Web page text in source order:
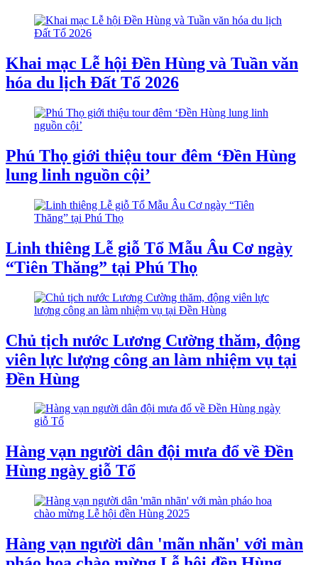
Khai mạc Lễ hội Đền Hùng và Tuần văn
hóa du lịch Đất Tổ 2026
Phú Thọ giới thiệu tour đêm ‘Đền Hùng
lung linh nguồn cội’
Linh thiêng Lễ giỗ Tổ Mẫu Âu Cơ ngày
“Tiên Thăng” tại Phú Thọ
Chủ tịch nước Lương Cường thăm, động
viên lực lượng công an làm nhiệm vụ tại
Đền Hùng
Hàng vạn người dân đội mưa đổ về Đền
Hùng ngày giỗ Tổ
Hàng vạn người dân 'mãn nhãn' với màn